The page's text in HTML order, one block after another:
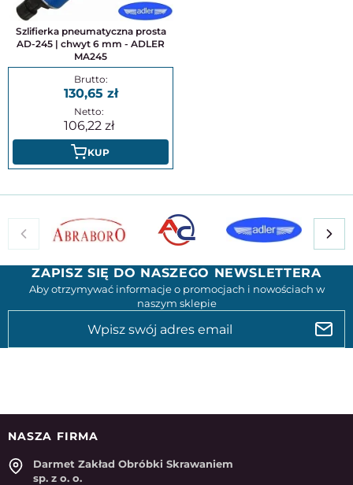
Szlifierka pneumatyczna prosta
AD-245 | chwyt 6 mm - ADLER
MA245
130,65
106,22
KUP
ZAPISZ SIĘ DO NASZEGO NEWSLETTERA
Aby otrzymywać informacje o promocjach i nowościach w
naszym sklepie
NASZA FIRMA
Darmet Zakład Obróbki Skrawaniem
sp. z o. o.